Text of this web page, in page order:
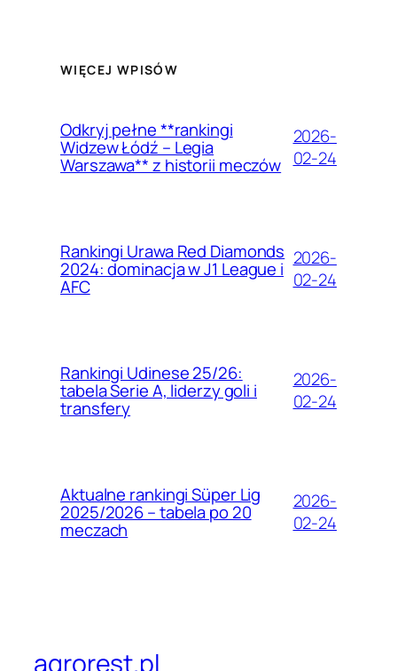
WIĘCEJ WPISÓW
Odkryj pełne **rankingi
Widzew Łódź – Legia
Warszawa** z historii meczów
2026-
02-24
Rankingi Urawa Red Diamonds
2024: dominacja w J1 League i
AFC
2026-
02-24
Rankingi Udinese 25/26:
tabela Serie A, liderzy goli i
transfery
2026-
02-24
Aktualne rankingi Süper Lig
2025/2026 – tabela po 20
meczach
2026-
02-24
agrorest.pl